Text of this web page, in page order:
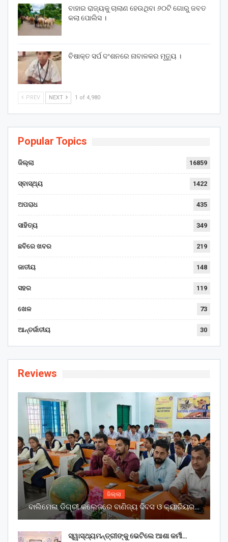
ବାହାର ରାଜ୍ୟକୁ ଚାଲାଣ ହେଉଥିବା ୬୦ଟି ଗୋରୁ ଜବତ
କଲା ପୋଲିସ ।
ବିଷାକ୍ତ ସର୍ପ ଦଂଶନରେ ନାବାଳକର ମୃତ୍ୟୁ ।
PREV NEXT 1 of 4,980
Popular Topics
ଜିଲ୍ଲା 16859
ସ୍ବାସ୍ଥ୍ୟ 1422
ଅପରାଧ 435
ସାହିତ୍ୟ 349
ଛବିରେ ଖବର 219
ଜାତୀୟ 148
ସହର 119
ଖେଳ 73
ଆନ୍ତର୍ଜାତୀୟ 30
Reviews
ଜିଲ୍ଲା
ବାଲିମେଳା ଡିଗ୍ରୀ କଲେଜରେ ବାଣିଜ୍ୟ ଦିବସ ଓ କ୍ୟାରିୟର…
ସ୍ୱାସ୍ଥ୍ୟମନ୍ତ୍ରୀଙ୍କୁ ଭେଟିଲେ ଆଶା କର୍ମୀ…